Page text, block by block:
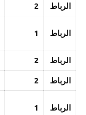
الرباط
2
الرباط 1
الرباط
2
الرباط
2
الرباط 1